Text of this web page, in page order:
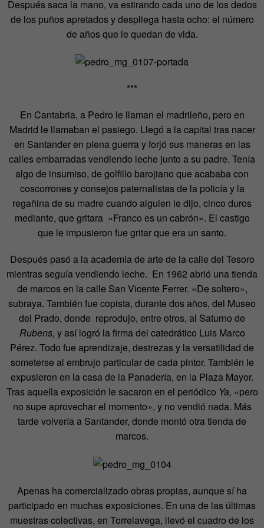
Después saca la mano, va estirando cada uno de los dedos
de los puños apretados y despliega hasta ocho: el número
de años que le quedan de vida.
***
En Cantabria, a Pedro le llaman el madrileño, pero en
Madrid le llamaban el pasiego. Llegó a la capital tras nacer
en Santander en plena guerra y forjó sus maneras en las
calles embarradas vendiendo leche junto a su padre. Tenía
algo de insumiso, de golfillo barojiano que acababa con
coscorrones y consejos paternalistas de la policía y la
regañina de su madre cuando alguien le dijo, cinco duros
mediante, que gritara «Franco es un cabrón». El castigo
que le impusieron fue gritar que era un santo.
Después pasó a la academia de arte de la calle del Tesoro
mientras seguía vendiendo leche. En 1962 abrió una tienda
de marcos en la calle San Vicente Ferrer. «De soltero»,
subraya. También fue copista, durante dos años, del Museo
del Prado, donde reprodujo, entre otros, al Saturno de
Rubens, y así logró la firma del catedrático Luis Marco
Pérez. Todo fue aprendizaje, destrezas y la versatilidad de
someterse al embrujo particular de cada pintor. También le
expusieron en la casa de la Panadería, en la Plaza Mayor.
Tras aquella exposición le sacaron en el periódico Ya, «pero
no supe aprovechar el momento», y no vendió nada. Más
tarde volvería a Santander, donde montó otra tienda de
marcos.
Apenas ha comercializado obras propias, aunque sí ha
participado en muchas exposiciones. En una de las últimas
muestras colectivas, en Torrelavega, llevó el cuadro de los